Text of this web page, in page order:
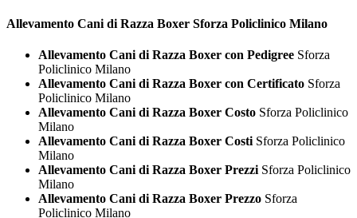
Allevamento Cani di Razza Boxer Sforza Policlinico Milano
Allevamento Cani di Razza Boxer con Pedigree Sforza
Policlinico Milano
Allevamento Cani di Razza Boxer con Certificato Sforza
Policlinico Milano
Allevamento Cani di Razza Boxer Costo Sforza Policlinico
Milano
Allevamento Cani di Razza Boxer Costi Sforza Policlinico
Milano
Allevamento Cani di Razza Boxer Prezzi Sforza Policlinico
Milano
Allevamento Cani di Razza Boxer Prezzo Sforza
Policlinico Milano